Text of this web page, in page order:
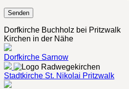
Dorfkirche Buchholz bei Pritzwalk
Kirchen in der Nähe
Dorfkirche Sarnow
Stadtkirche St. Nikolai Pritzwalk